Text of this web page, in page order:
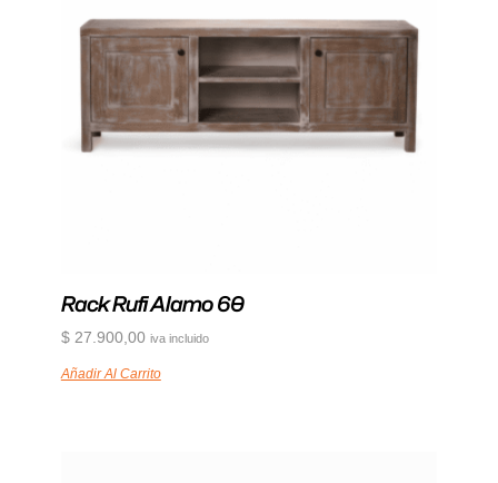
Rack Rufi Alamo 60
$27.900,00 iva incluido
Añadir Al Carrito